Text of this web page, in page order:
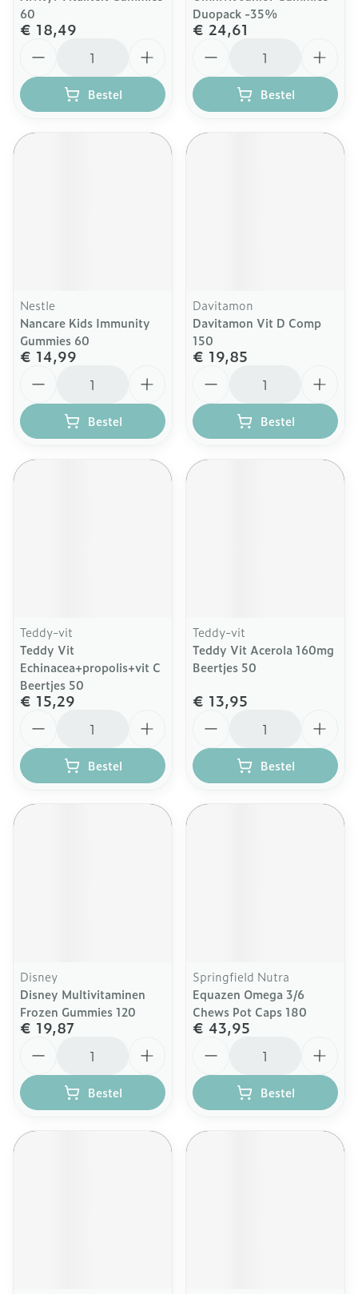
60
€ 18,49
Bestel
Duopack -35%
€ 24,61
Bestel
Nestle
Nancare Kids Immunity
Gummies 60
€ 14,99
Bestel
Davitamon
Davitamon Vit D Comp
150
€ 19,85
Bestel
Teddy-vit
Teddy Vit
Echinacea+propolis+vit C
Beertjes 50
€ 15,29
Bestel
Teddy-vit
Teddy Vit Acerola 160mg
Beertjes 50
€ 13,95
Bestel
Disney
Disney Multivitaminen
Frozen Gummies 120
€ 19,87
Bestel
Springfield Nutra
Equazen Omega 3/6
Chews Pot Caps 180
€ 43,95
Bestel